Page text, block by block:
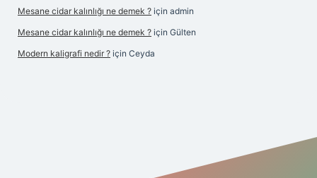
Mesane cidar kalınlığı ne demek ? için admin
Mesane cidar kalınlığı ne demek ? için Gülten
Modern kaligrafi nedir ? için Ceyda